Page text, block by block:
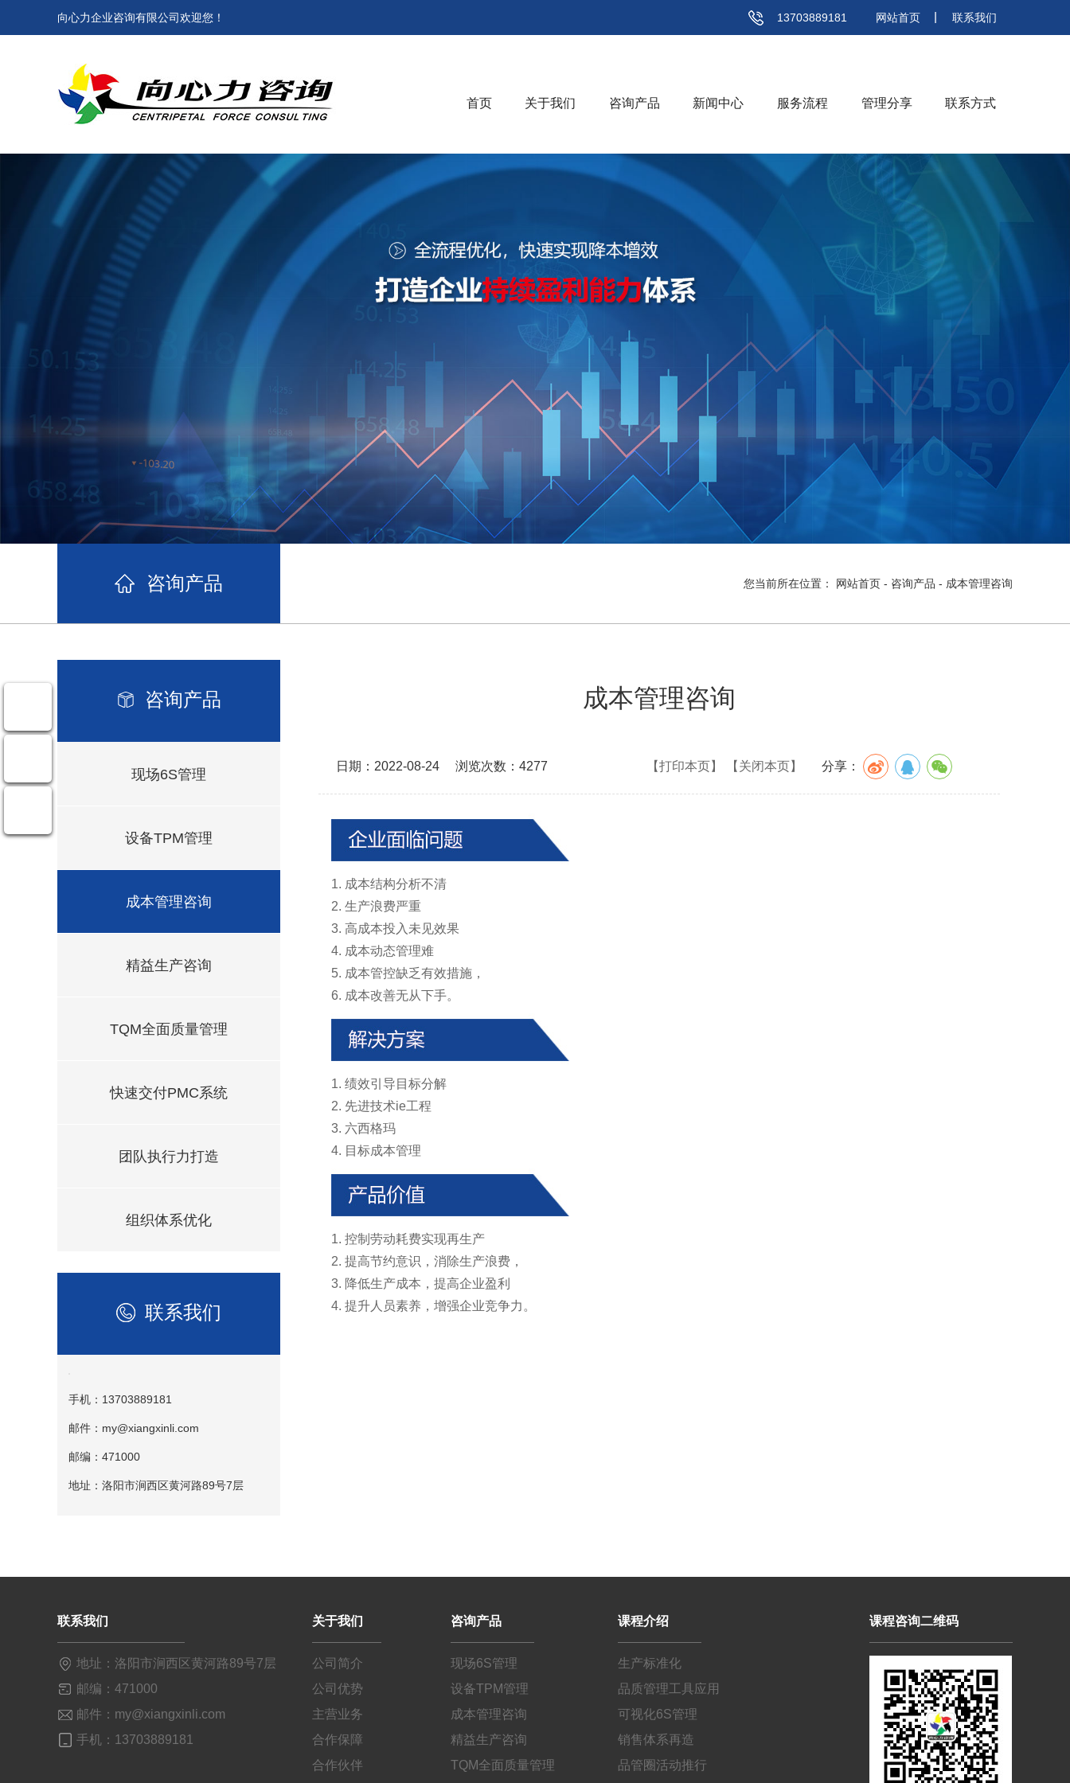
向心力企业咨询有限公司欢迎您！ 13703889181 网站首页 联系我们
首页 关于我们 咨询产品 新闻中心 服务流程 管理分享 联系方式
咨询产品 您当前所在位置： 网站首页 - 咨询产品 - 成本管理咨询
咨询产品
现场6S管理
设备TPM管理
成本管理咨询
精益生产咨询
TQM全面质量管理
快速交付PMC系统
团队执行力打造
组织体系优化
联系我们
手机：13703889181
邮件：my@xiangxinli.com
邮编：471000
地址：洛阳市涧西区黄河路89号7层
成本管理咨询
日期：2022-08-24 浏览次数：4277 【打印本页】 【关闭本页】 分享：
1. 成本结构分析不清
2. 生产浪费严重
3. 高成本投入未见效果
4. 成本动态管理难
5. 成本管控缺乏有效措施，
6. 成本改善无从下手。
1. 绩效引导目标分解
2. 先进技术ie工程
3. 六西格玛
4. 目标成本管理
1. 控制劳动耗费实现再生产
2. 提高节约意识，消除生产浪费，
3. 降低生产成本，提高企业盈利
4. 提升人员素养，增强企业竞争力。
联系我们
地址：洛阳市涧西区黄河路89号7层
邮编：471000
邮件：my@xiangxinli.com
手机：13703889181
关于我们
公司简介
公司优势
主营业务
合作保障
合作伙伴
咨询产品
现场6S管理
设备TPM管理
成本管理咨询
精益生产咨询
TQM全面质量管理
课程介绍
生产标准化
品质管理工具应用
可视化6S管理
销售体系再造
品管圈活动推行
课程咨询二维码